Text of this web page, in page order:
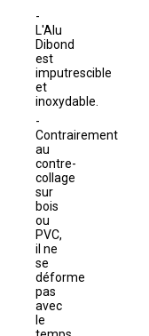
L'Alu
Dibond
est
imputrescible
et
inoxydable.
Contrairement
au
contre-
collage
sur
bois
ou
PVC,
il ne
se
déforme
pas
avec
le